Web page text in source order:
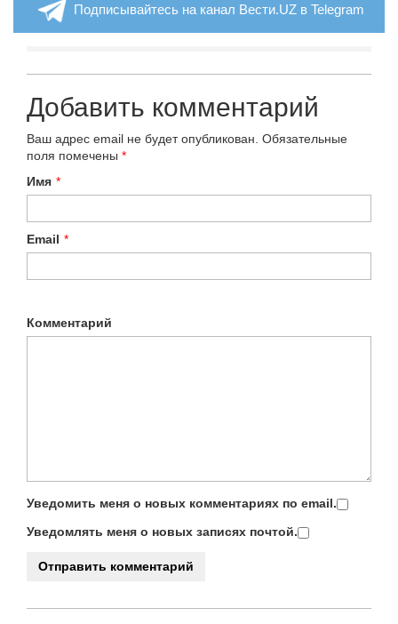
Подписывайтесь на канал Вести.UZ в Telegram
Добавить комментарий
Ваш адрес email не будет опубликован. Обязательные
поля помечены *
Имя *
Email *
Комментарий
Уведомить меня о новых комментариях по email.
Уведомлять меня о новых записях почтой.